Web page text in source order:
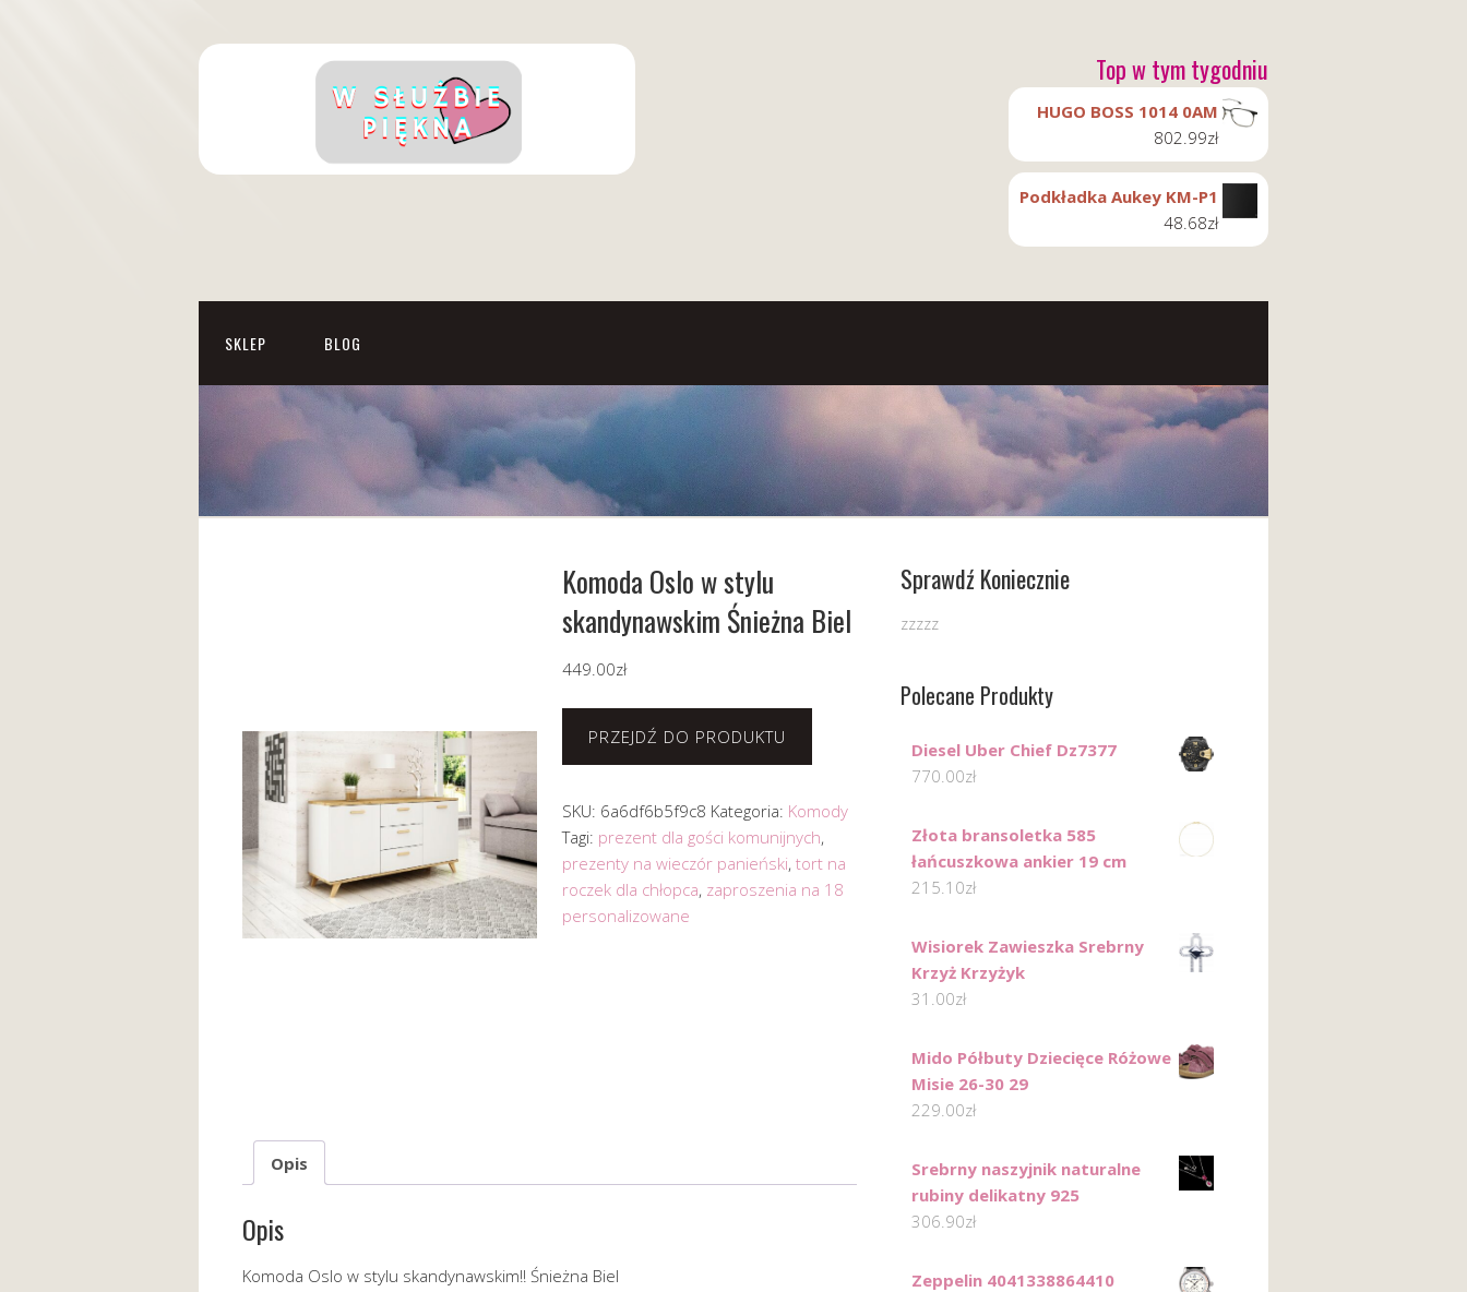
Top w tym tygodniu
HUGO BOSS 1014 0AM
802.99zł
Podkładka Aukey KM-P1
48.68zł
SKLEP BLOG
Komoda Oslo w stylu
skandynawskim Śnieżna Biel
449.00zł
PRZEJDŹ DO PRODUKTU
SKU: 6a6df6b5f9c8 Kategoria: Komody
Tagi: prezent dla gości komunijnych,
prezenty na wieczór panieński, tort na
roczek dla chłopca, zaproszenia na 18
personalizowane
Opis
Opis
Komoda Oslo w stylu skandynawskim!! Śnieżna Biel
Sprawdź Koniecznie
zzzzz
Polecane Produkty
Diesel Uber Chief Dz7377
770.00zł
Złota bransoletka 585
łańcuszkowa ankier 19 cm
215.10zł
Wisiorek Zawieszka Srebrny
Krzyż Krzyżyk
31.00zł
Mido Półbuty Dziecięce Różowe
Misie 26-30 29
229.00zł
Srebrny naszyjnik naturalne
rubiny delikatny 925
306.90zł
Zeppelin 4041338864410